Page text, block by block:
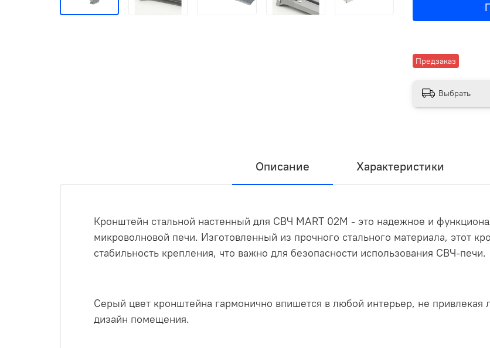
Предзаказ
Выбрать
Описание Характеристики
Кронштейн стальной настенный для СВЧ MART 02M - это надежное и
микроволновой печи. Изготовленный из прочного стального материала, этот
стабильность крепления, что важно для безопасности использования СВЧ-печи.
Серый цвет кронштейна гармонично впишется в любой интерьер, не
дизайн помещения.